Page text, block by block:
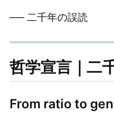
── 二千年の誤読
哲学宣言｜二
From ratio to